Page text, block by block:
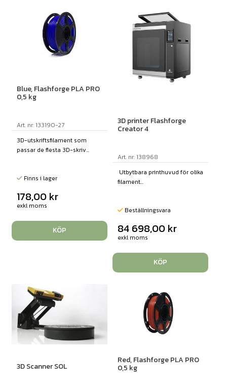
Blue, Flashforge PLA PRO
0,5 kg
Art. nr: 133190-27
3D-utskriftsfilament som
passar de flesta 3D-skriv...
Finns i lager
178,00 kr
exkl moms
KÖP
3D printer Flashforge
Creator 4
Art. nr: 138968
Utbytbara printhuvud för olika
filament...
Beställningsvara
84 698,00 kr
exkl moms
KÖP
3D Scanner SOL
Red, Flashforge PLA PRO
0,5 kg